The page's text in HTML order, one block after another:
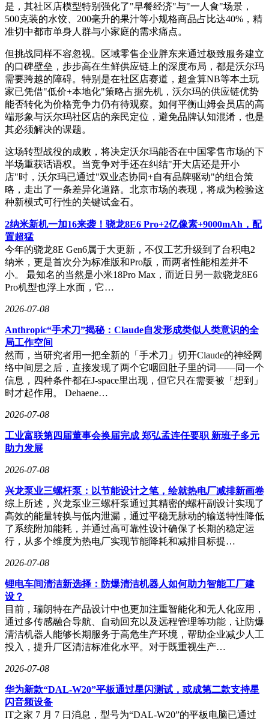
是，其社区店模型特别强化了"早餐经济"与"一人食"场景，
500克装的水饺、200毫升的果汁等小规格商品占比达40%，精
准切中都市单身人群与小家庭的需求痛点。
但挑战同样不容忽视。区域零售企业胖东来通过极致服务建立
的口碑壁垒，步步高在生鲜供应链上的深度布局，都是沃尔玛
需要跨越的障碍。特别是在社区店赛道，超盒算NB等本土玩
家已凭借"低价+本地化"策略占据先机，沃尔玛的供应链优势
能否转化为价格竞争力仍有待观察。如何平衡山姆会员店的高
端形象与沃尔玛社区店的亲民定位，避免品牌认知混淆，也是
其必须解决的课题。
这场转型战役的成败，将决定沃尔玛能否在中国零售市场的下
半场重获话语权。当竞争对手还在纠结"开大店还是开小
店"时，沃尔玛已通过"双业态协同+自有品牌驱动"的组合策
略，走出了一条差异化道路。北京市场的表现，将成为检验这
种新模式可行性的关键试金石。
2纳米新机一加16来袭！骁龙8E6 Pro+2亿像素+9000mAh，配
置超猛
今年的骁龙8E Gen6属于大更新，不仅工艺升级到了台积电2
纳米，更是首次分为标准版和Pro版，而两者性能相差并不
小。 最知名的当然是小米18Pro Max，而近日另一款骁龙8E6
Pro机型也浮上水面，它…
2026-07-08
Anthropic“手术刀”揭秘：Claude自发形成类似人类意识的全
局工作空间
然而，当研究者用一把全新的「手术刀」切开Claude的神经网
络中间层之后，直接发现了两个它咽回肚子里的词——同一个
信息，四种条件都在J-space里出现，但它只在需要被「想到」
时才起作用。 Dehaene…
2026-07-08
工业富联第四届董事会换届完成 郑弘孟连任要职 新班子多元
助力发展
2026-07-08
兴龙泵业三螺杆泵：以节能设计之笔，绘就热电厂减排新画卷
综上所述，兴龙泵业三螺杆泵通过其精密的螺杆副设计实现了
高效的能量转换与低内泄漏，通过平稳无脉动的输送特性降低
了系统附加能耗，并通过高可靠性设计确保了长期的稳定运
行，从多个维度为热电厂实现节能降耗和减排目标提…
2026-07-08
锂电车间清洁新选择：防爆清洁机器人如何助力智能工厂建
设？
目前，瑞朗特在产品设计中也更加注重智能化和无人化应用，
通过多传感融合导航、自动回充以及远程管理等功能，让防爆
清洁机器人能够长期服务于高危生产环境，帮助企业减少人工
投入，提升厂区清洁标准化水平。对于既重视生产…
2026-07-08
华为新款“DAL-W20”平板通过星闪测试，或成第二款支持星
闪音频设备
IT之家 7 月 7 日消息，型号为“DAL-W20”的平板电脑已通过